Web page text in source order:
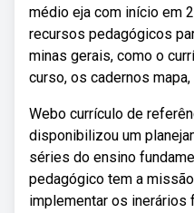
médio eja com início em
recursos pedagógicos
minas gerais, como o
curso, os cadernos
Webo currículo de
disponibilizou um
séries do ensino
pedagógico tem a
implementar os inerários